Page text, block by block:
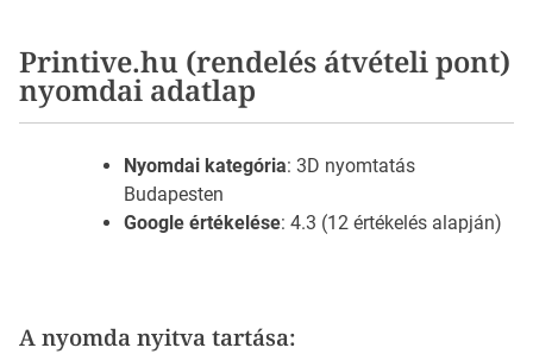
Printive.hu (rendelés átvételi pont)
nyomdai adatlap
Nyomdai kategória: 3D nyomtatás
Budapesten
Google értékelése: 4.3 (12 értékelés alapján)
A nyomda nyitva tartása: